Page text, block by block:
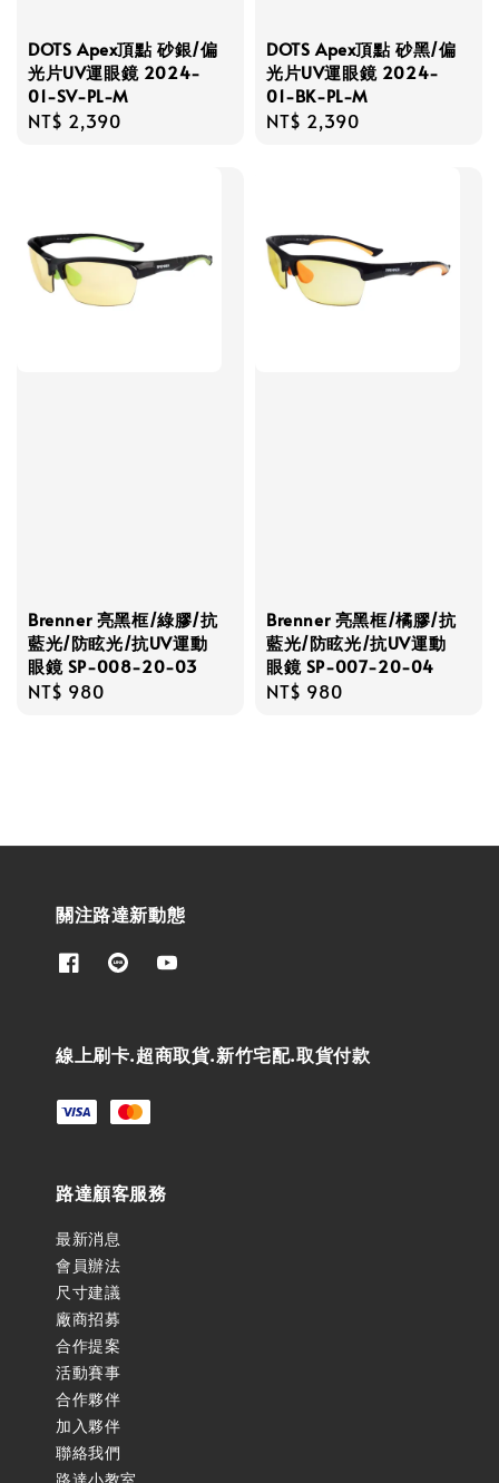
DOTS Apex頂點 砂銀/偏
光片UV運眼鏡 2024-
01-SV-PL-M
Regular
NT$ 2,390
DOTS Apex頂點 砂黑/偏
光片UV運眼鏡 2024-
01-BK-PL-M
Regular
NT$ 2,390
Brenner 亮黑框/綠膠/抗
藍光/防眩光/抗UV運動
眼鏡 SP-008-20-03
Regular
NT$ 980
Brenner 亮黑框/橘膠/抗
藍光/防眩光/抗UV運動
眼鏡 SP-007-20-04
Regular
NT$ 980
關注路達新動態
線上刷卡.超商取貨.新竹宅配.取貨付款
路達顧客服務
最新消息
會員辦法
尺寸建議
廠商招募
合作提案
活動賽事
合作夥伴
加入夥伴
聯絡我們